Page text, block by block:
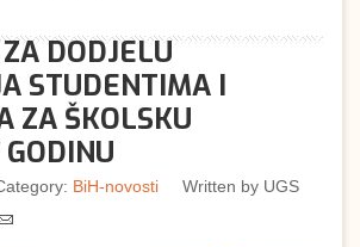
DODJELU
STUDENTIMA I
ZA ŠKOLSKU
BiH-novosti Written by UGS